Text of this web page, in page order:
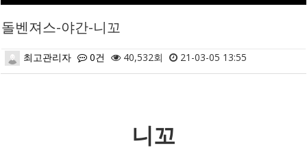
돌벤져스-야간-니꼬
최고관리자 0건 40,532회 21-03-05 13:55
니꼬